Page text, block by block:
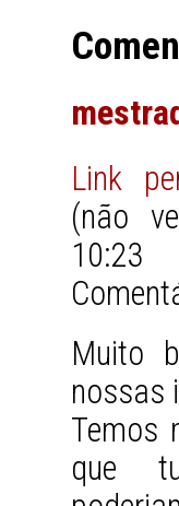
Link
(não
10:23
Muito
nossas
Temos
que